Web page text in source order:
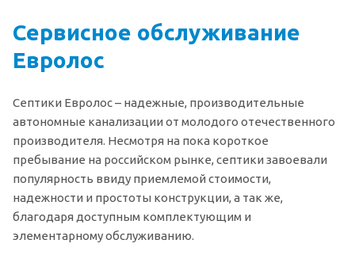
Сервисное обслуживание
Евролос
Септики Евролос – надежные, производительные
автономные канализации от молодого отечественного
производителя. Несмотря на пока короткое
пребывание на российском рынке, септики завоевали
популярность ввиду приемлемой стоимости,
надежности и простоты конструкции, а так же,
благодаря доступным комплектующим и
элементарному обслуживанию.